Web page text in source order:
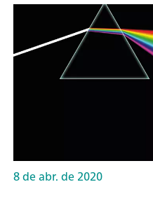
8 de abr. de 2020